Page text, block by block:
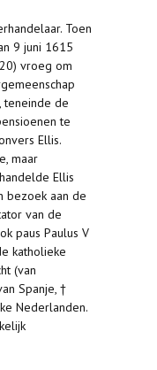
Toen
9 juni 1615
vroeg om
teneinde de
te
Ellis.
maar
Ellis
bezoek aan de
van de
paus Paulus V
katholieke
(van
Spanje, †
Nederlanden.